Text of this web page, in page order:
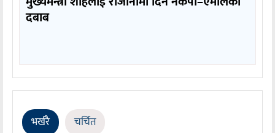
दबाब
भर्खरै चर्चित